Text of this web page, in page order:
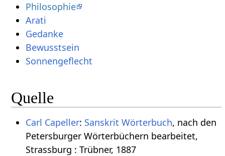
Philosophie
Arati
Gedanke
Bewusstsein
Sonnengeflecht
Quelle
Carl Capeller: Sanskrit Wörterbuch, nach den
Petersburger Wörterbüchern bearbeitet,
Strassburg : Trübner, 1887